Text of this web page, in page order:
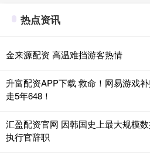
热点资讯
金来源配资 高温难挡游客热情
升富配资APP下载 救命！网易游戏
走5年648！
汇盈配资官网 因韩国史上最大规模
执行官辞职